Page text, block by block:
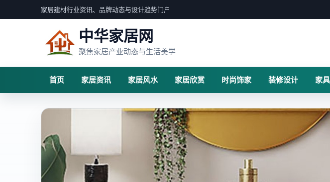
家居建材行业资讯、品牌动态与设计趋势门户
中华家居网
聚焦家居产业动态与生活美学
首页 家居资讯 家居风水 家居欣赏 时尚饰家 装修设计 家